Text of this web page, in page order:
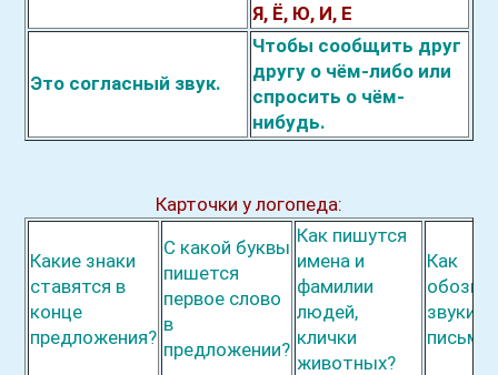
Я, Ё, Ю, И, Е
Это согласный звук.
Чтобы сообщить друг
другу о чём-либо или
спросить о чём-
нибудь.
Карточки у логопеда:
Какие знаки
ставятся в
конце
предложения?
С какой буквы
пишется
первое слово
в
предложении?
Как пишутся
имена и
фамилии
людей,
клички
животных?
Как
обозн
звуки